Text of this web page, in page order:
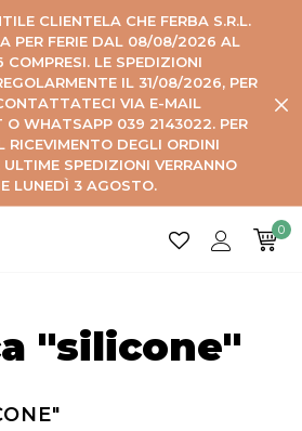
CLIENTELA CHE FERBA S.R.L.
PER FERIE DAL 08/08/2026 AL
LE SPEDIZIONI
IL 31/08/2026, PER
VIA E-MAIL
O WHATSAPP 039 2143022. PER
RICEVIMENTO DEGLI ORDINI
SPEDIZIONI VERRANNO
LUNEDÌ 3 AGOSTO.
0
"silicone"